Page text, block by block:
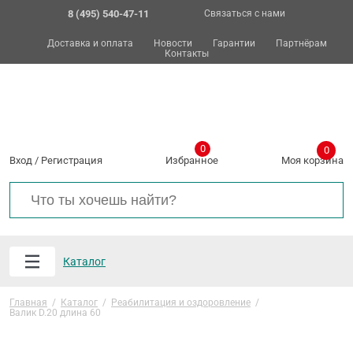
8 (495) 540-47-11 Связаться с нами
Доставка и оплата Новости Гарантии
Партнёрам
Контакты
Вход / Регистрация Избранное
0
Моя корзина
0
Каталог
Главная / Каталог / Реабилитация и оздоровление /
Валик D.20 длина 60